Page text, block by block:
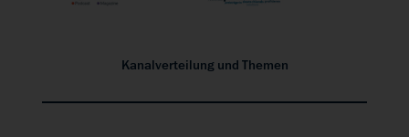
Kanalverteilung und Themen